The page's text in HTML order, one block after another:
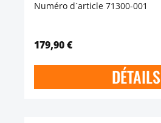
Numéro d´article 71300-001
179,90 €
DÉTAILS